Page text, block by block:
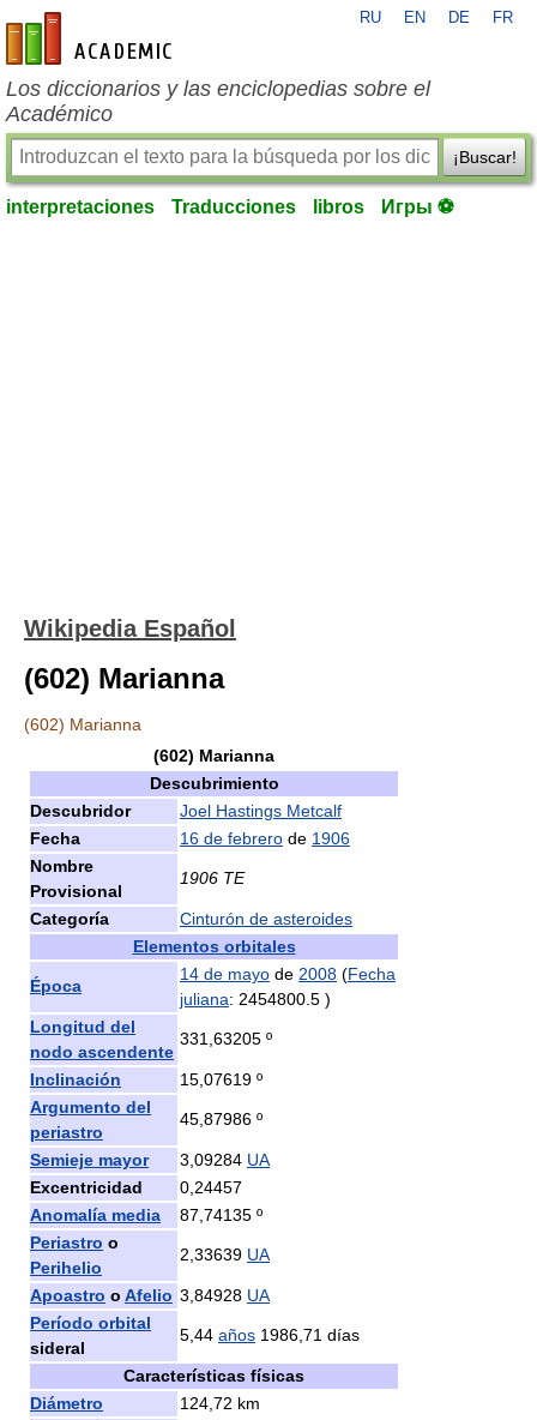
es-academic.com
RU EN DE FR
Los diccionarios y las enciclopedias sobre el
Académico
¡Buscar!
interpretaciones Traducciones libros Игры ⚽
Wikipedia Español
(602) Marianna
(602) Marianna
(602) Marianna
Descubrimiento
Descubridor
Joel Hastings Metcalf
Fecha
16 de febrero de 1906
Nombre
Provisional
1906 TE
Categoría
Cinturón de asteroides
Elementos orbitales
Época
14 de mayo de 2008 (Fecha
juliana: 2454800.5 )
Longitud del
nodo ascendente
331,63205 º
Inclinación
15,07619 º
Argumento del
periastro
45,87986 º
Semieje mayor 3,09284 UA
Excentricidad
0,24457
Anomalía media
87,74135 º
Periastro o
Perihelio
2,33639 UA
Apoastro o Afelio 3,84928 UA
Período orbital
sideral
5,44 años 1986,71 días
Características físicas
Diámetro
124,72 km